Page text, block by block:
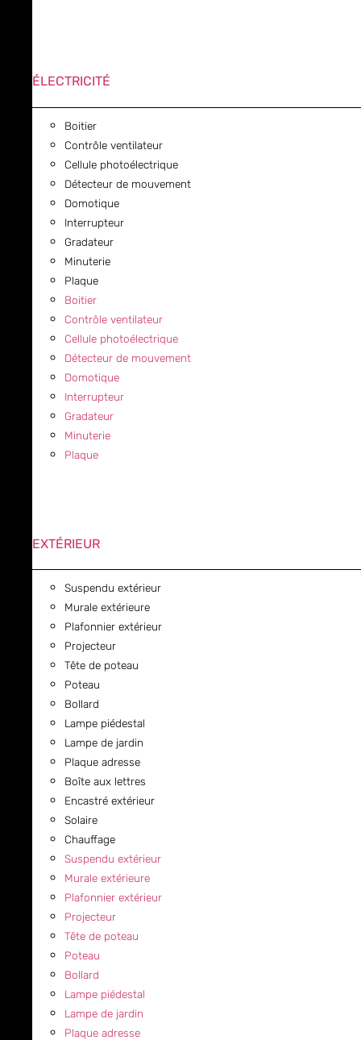
ÉLECTRICITÉ
Boitier
Contrôle ventilateur
Cellule photoélectrique
Détecteur de mouvement
Domotique
Interrupteur
Gradateur
Minuterie
Plaque
Boitier
Contrôle ventilateur
Cellule photoélectrique
Détecteur de mouvement
Domotique
Interrupteur
Gradateur
Minuterie
Plaque
EXTÉRIEUR
Suspendu extérieur
Murale extérieure
Plafonnier extérieur
Projecteur
Tête de poteau
Poteau
Bollard
Lampe piédestal
Lampe de jardin
Plaque adresse
Boîte aux lettres
Encastré extérieur
Solaire
Chauffage
Suspendu extérieur
Murale extérieure
Plafonnier extérieur
Projecteur
Tête de poteau
Poteau
Bollard
Lampe piédestal
Lampe de jardin
Plaque adresse